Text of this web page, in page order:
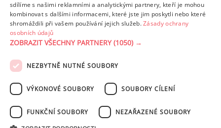
1 2 3 4 5 Další stránka >
PODMÍNKY UŽITÍ ZÁSADY OCHRANY OSOBNÍCH ÚDAJŮ
NASTAVENÍ COOKIES
sdílíme s našimi reklamními a analytickými partnery, kteří je mohou
kombinovat s dalšími informacemi, které jste jim poskytli nebo které
shromáždili při vašem používání jejich služeb.Zásady ochrany
osobních údajů
ZOBRAZIT VŠECHNY PARTNERY(1050) →
NEZBYTNĚ NUTNÉ SOUBORY
VÝKONOVÉ SOUBORY SOUBORY CÍLENÍ
FUNKČNÍ SOUBORY NEZAŘAZENÉ SOUBORY